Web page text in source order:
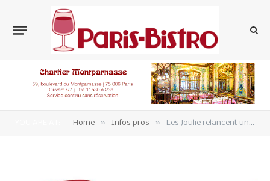
Home » Infos pros » Les Joulie relancent un «Batifol » Gare de l’Est